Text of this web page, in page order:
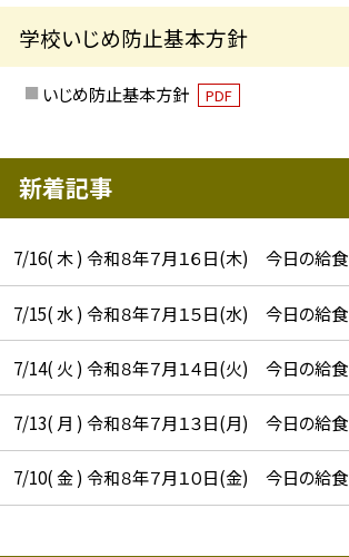
学校いじめ防止基本方針
いじめ防止基本方針 PDF
新着記事
7/16( 木 ) 令和８年７月１６日(木) 今日の給食
7/15( 水 ) 令和８年７月１５日(水) 今日の給食
7/14( 火 ) 令和８年７月１４日(火) 今日の給食
7/13( 月 ) 令和８年７月１３日(月) 今日の給食
7/10( 金 ) 令和８年７月１０日(金) 今日の給食